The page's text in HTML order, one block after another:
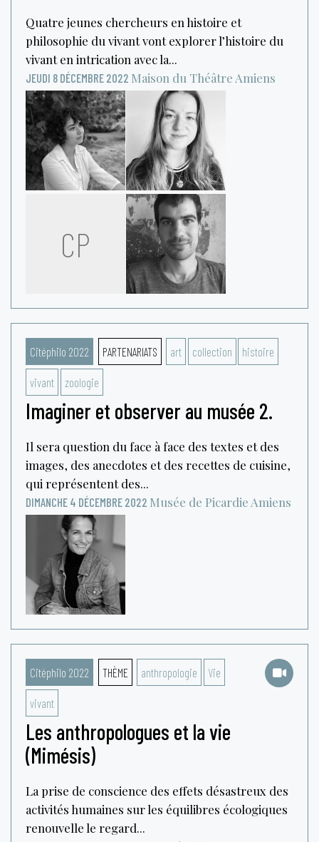
Quatre jeunes chercheurs en histoire et
philosophie du vivant vont explorer l’histoire du
vivant en intrication avec la...
JEUDI 8 DÉCEMBRE 2022 Maison du Théâtre Amiens
CP
Citéphilo 2022 PARTENARIATS art collection histoire
vivant zoologie
Imaginer et observer au musée 2.
Il sera question du face à face des textes et des
images, des anecdotes et des recettes de cuisine,
qui représentent des...
DIMANCHE 4 DÉCEMBRE 2022 Musée de Picardie Amiens
Citéphilo 2022 THÈME anthropologie Vie
vivant
Les anthropologues et la vie
(Mimésis)
La prise de conscience des effets désastreux des
activités humaines sur les équilibres écologiques
renouvelle le regard...